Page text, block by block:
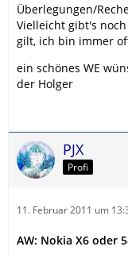
Überlegungen/
Vielleicht gibt's
gilt, ich bin immer
ein schönes WE
der Holger
PJX
Profi
11. Februar 2011 um
AW: Nokia X6 oder